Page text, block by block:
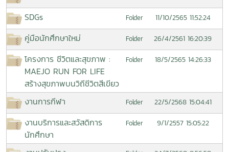
SDGs Folder 11/10/2565 11:52:24
คู่มือนักศึกษาใหม่ Folder 26/4/2561 16:20:39
โครงการ ชีวิตและสุขภาพ :
MAEJO RUN FOR LIFE
สร้างสุขภาพบนวิถีชีวิตสีเขียว
Folder 18/5/2565 14:26:33
งานการกีฬา Folder 22/5/2568 15:04:41
งานบริการและสวัสดิการ
นักศึกษา
Folder 9/1/2557 15:05:22